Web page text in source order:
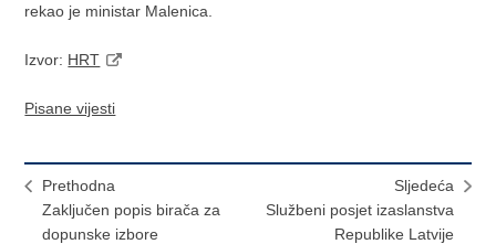
rekao je ministar Malenica.
Izvor: HRT
Pisane vijesti
Prethodna
Zaključen popis birača za
dopunske izbore
Sljedeća
Službeni posjet izaslanstva
Republike Latvije